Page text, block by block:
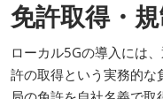
免許取得・
ローカル5Gの導入には
許の取得という実務的な